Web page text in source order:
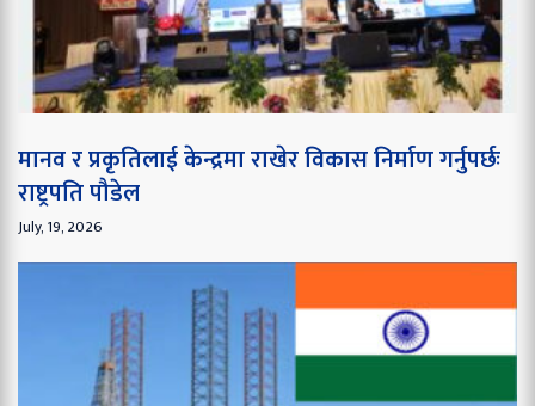
मानव र प्रकृतिलाई केन्द्रमा राखेर विकास निर्माण गर्नुपर्छः
राष्ट्रपति पौडेल
July, 19, 2026